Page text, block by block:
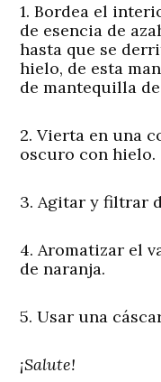
1. Bordea el
de esencia de
hasta que se
hielo, de esta
de mantequilla
2. Vierta en una
oscuro con hielo.
3. Agitar y filtrar
4. Aromatizar el
de naranja.
5. Usar una
¡Salute!